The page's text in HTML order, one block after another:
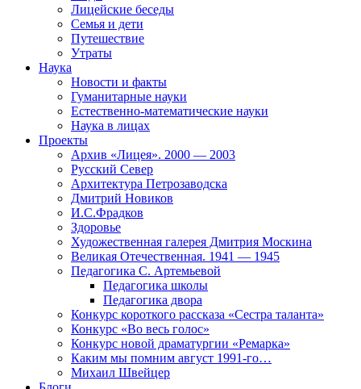
Лицейские беседы
Семья и дети
Путешествие
Утраты
Наука
Новости и факты
Гуманитарные науки
Естественно-математические науки
Наука в лицах
Проекты
Архив «Лицея». 2000 — 2003
Русский Север
Архитектура Петрозаводска
Дмитрий Новиков
И.С.Фрадков
Здоровье
Художественная галерея Дмитрия Москина
Великая Отечественная. 1941 — 1945
Педагогика С. Артемьевой
Педагогика школы
Педагогика двора
Конкурс короткого рассказа «Сестра таланта»
Конкурс «Во весь голос»
Конкурс новой драматургии «Ремарка»
Каким мы помним август 1991-го…
Михаил Швейцер